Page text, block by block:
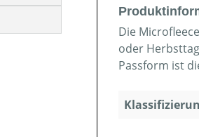
Die
oder
Passform ist